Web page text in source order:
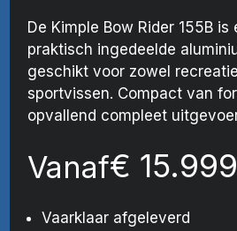
De Kimple Bow Rider 155B
praktisch ingedeelde
geschikt voor zowel
sportvissen. Compact van
opvallend compleet
Vanaf€ 15.999
Vaarklaar afgeleverd